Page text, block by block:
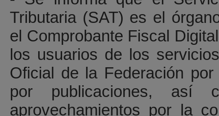
Tributaria (SAT) es el
el Comprobante Fiscal
los usuarios de los
Oficial de la Federación
por publicaciones, así
aprovechamientos por la